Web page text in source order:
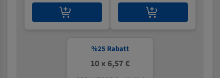
%25 Rabatt
10 x 6,57 €